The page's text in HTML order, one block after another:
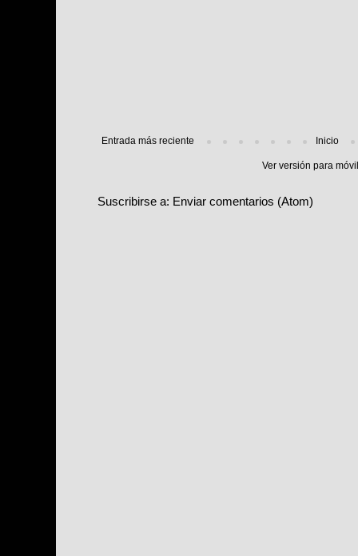
Entrada más reciente Inicio
Ver versión para
Suscribirse a: Enviar comentarios (Atom)